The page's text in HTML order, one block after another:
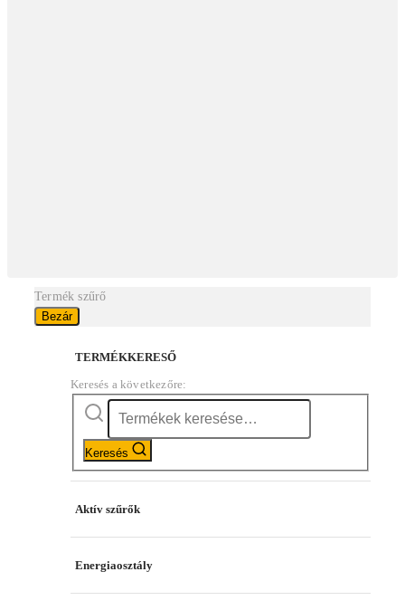
Termék szűrő
Bezár
TERMÉKKERESŐ
Keresés a következőre:
Keresés
Aktív szűrők
Energiaosztály